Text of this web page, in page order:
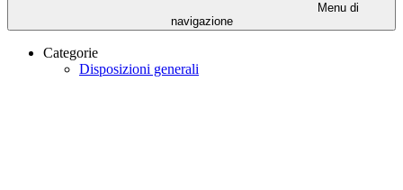
Menu di
navigazione
Categorie
Disposizioni generali